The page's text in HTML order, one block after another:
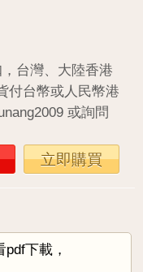
台灣、大陸香港
付台幣或人民幣港
或詢問
立即購買
下載，